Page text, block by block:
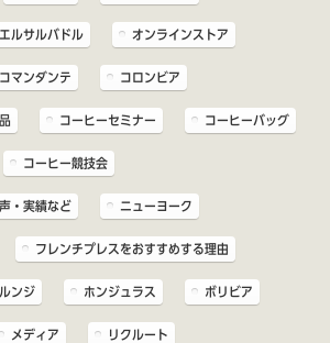
エルサルバドル オンラインストア
コマンダンテ コロンビア
コーヒーセミナー コーヒーバッグ
コーヒー競技会
・実績など ニューヨーク
フレンチプレスをおすすめする理由
ンジ ホンジュラス ボリビア
メディア リクルート